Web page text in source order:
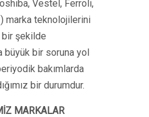
Vestel, Ferroli,
marka teknolojilerini
şekilde
büyük bir soruna yol
bakımlarda
bir durumdur.
MARKALAR